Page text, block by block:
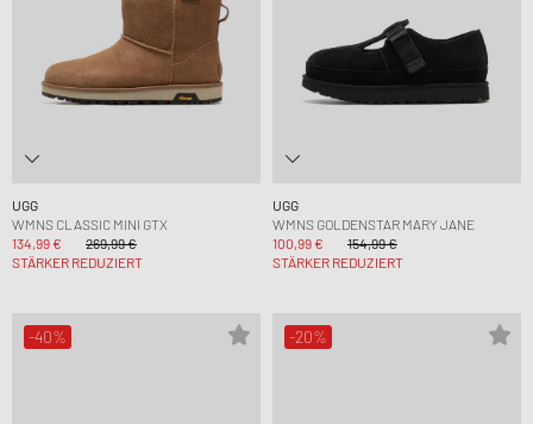
UGG
WMNS CLASSIC MINI GTX
134,99 €
269,99 €
STÄRKER REDUZIERT
UGG
WMNS GOLDENSTAR MARY JANE
100,99 €
154,99 €
STÄRKER REDUZIERT
-40% -20%